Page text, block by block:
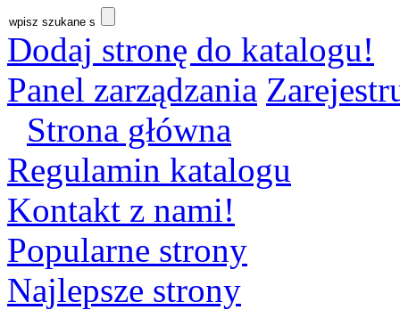
Dodaj stronę do katalogu!
Panel zarządzania
Strona główna
Regulamin katalogu
Kontakt z nami!
Popularne strony
Najlepsze strony